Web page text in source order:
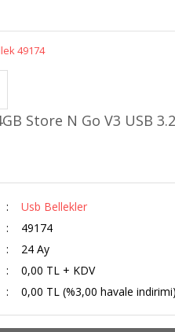
49174
Store N Go V3 USB
Usb Bellekler
49174
24 Ay
0,00 TL + KDV
0,00 TL (%3,00 havale indirimi)